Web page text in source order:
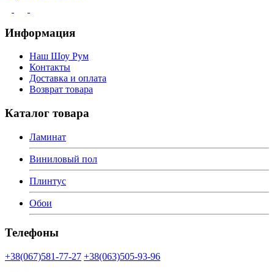
Информация
Наш Шоу Рум
Контакты
Доставка и оплата
Возврат товара
Каталог товара
Ламинат
Виниловый пол
Плинтус
Обои
Телефоны
+38(067)581-77-27 +38(063)505-93-96